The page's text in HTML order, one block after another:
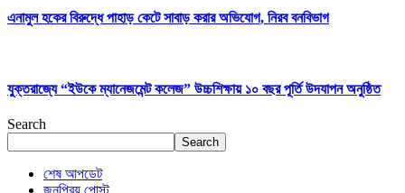
এনামুল হকের বিরুদ্ধে পাহাড় কেটে সাবাড় করার অভিযোগ, নিরব বনবিভাগ
যুক্তরাজ্যে “ইউকে ম্যানেজমেন্ট কলেজ” উচ্চশিক্ষায় ১০ বছর পূর্তি উদযাপন অনুষ্ঠিত
Search
Search
শেষ আপডেট
জনপ্রিয় পোস্ট